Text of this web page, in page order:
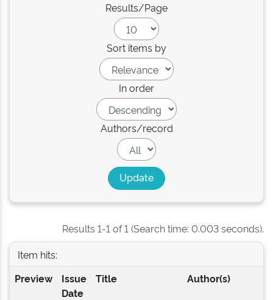
Results/Page
Sort items by
In order
Authors/record
Results 1-1 of 1 (Search time: 0.003 seconds).
Item hits:
Preview
Issue
Date
Title Author(s)